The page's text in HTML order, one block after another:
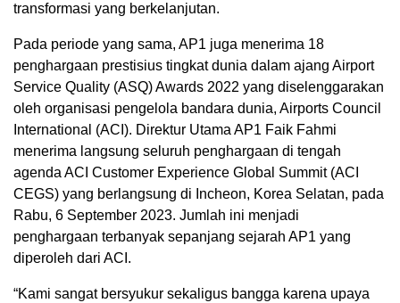
transformasi yang berkelanjutan.
Pada periode yang sama, AP1 juga menerima 18
penghargaan prestisius tingkat dunia dalam ajang Airport
Service Quality (ASQ) Awards 2022 yang diselenggarakan
oleh organisasi pengelola bandara dunia, Airports Council
International (ACI). Direktur Utama AP1 Faik Fahmi
menerima langsung seluruh penghargaan di tengah
agenda ACI Customer Experience Global Summit (ACI
CEGS) yang berlangsung di Incheon, Korea Selatan, pada
Rabu, 6 September 2023. Jumlah ini menjadi
penghargaan terbanyak sepanjang sejarah AP1 yang
diperoleh dari ACI.
“Kami sangat bersyukur sekaligus bangga karena upaya